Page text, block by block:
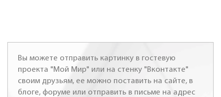
Вы можете отправить картинку в гостевую
проекта "Мой Мир" или на стенку "Вконтакте"
своим друзьям, ее можно поставить на сайте, в
блоге, форуме или отправить в письме на адрес